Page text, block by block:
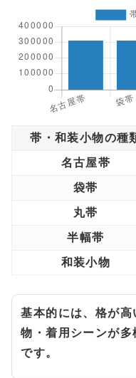
帯・和装小物の種
名古屋帯
袋帯
丸帯
半幅帯
和装小物
基本的には、格が
物・着用シーンが
です。